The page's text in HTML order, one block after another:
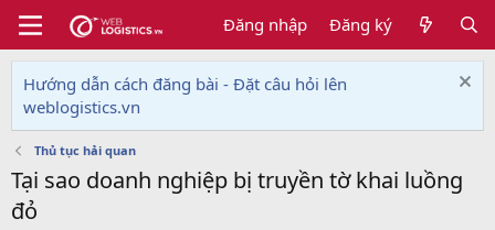
Đăng nhập Đăng ký
Hướng dẫn cách đăng bài - Đặt câu hỏi lên
weblogistics.vn
Thủ tục hải quan
Tại sao doanh nghiệp bị truyền tờ khai luồng
đỏ